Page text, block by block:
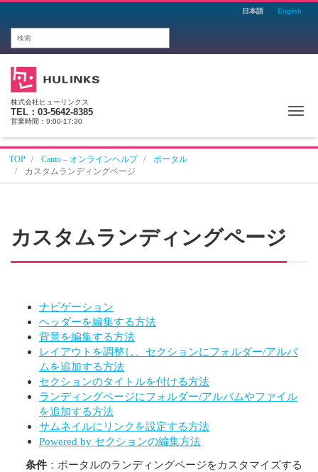
日本語 English
株式会社ヒューリンクス
TEL：03-5642-8385
営業時間：9:00-17:30
TOP Canto – オンラインヘルプ
ポータル
カスタムランディングページ
カスタムランディングページ
ナビゲーション
ヘッダーを編集する方法
背景を編集する方法
レイアウトを調整し、セクションにフォルダー/アルバ
ムを追加する方法
セクションのタイトルを付ける方法
ランディングページにフォルダー/アルバムやファイル
を追加する方法
サムネイルにリンクを設定する方法
Powered by セクションの編集方法
条件 ：ポータルのランディングページをカスタマイズする